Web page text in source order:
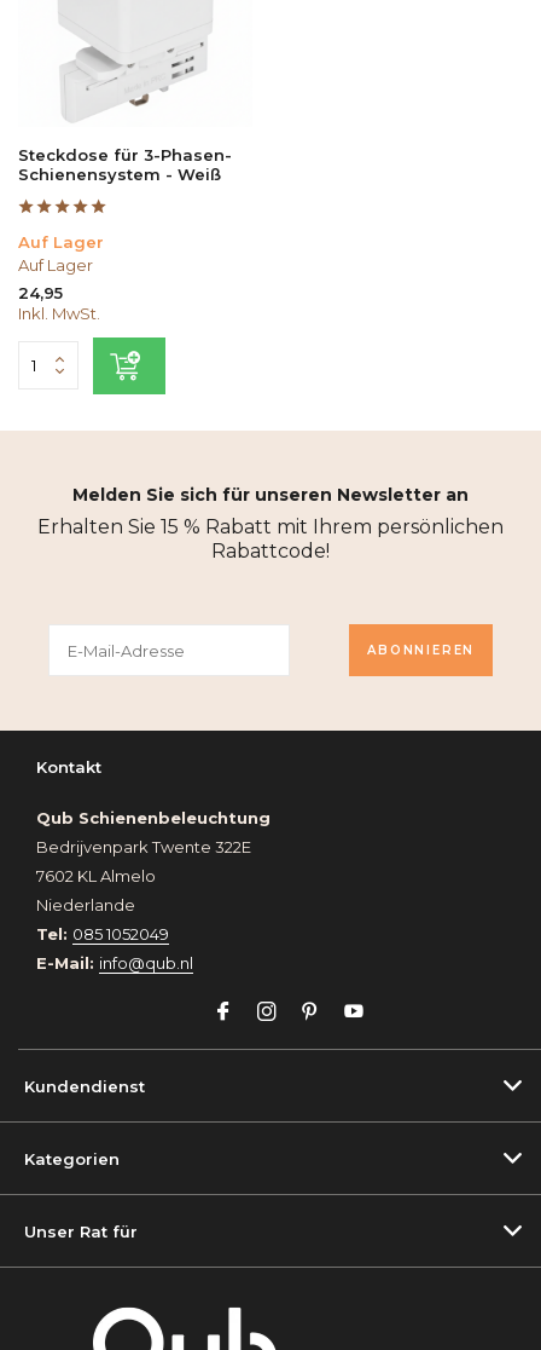
Steckdose für 3-Phasen-
Schienensystem - Weiß
Auf Lager
Auf Lager
24,95
Inkl. MwSt.
Melden Sie sich für unseren Newsletter an
Erhalten Sie 15 % Rabatt mit Ihrem persönlichen
Rabattcode!
ABONNIEREN
Kontakt
Qub Schienenbeleuchtung
Bedrijvenpark Twente 322E
7602 KL Almelo
Niederlande
Tel: 085 1052049
E-Mail: info@qub.nl
Kundendienst
Kategorien
Unser Rat für